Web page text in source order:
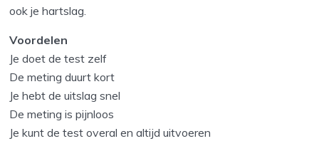
ook je hartslag.
Voordelen
Je doet de test zelf
De meting duurt kort
Je hebt de uitslag snel
De meting is pijnloos
Je kunt de test overal en altijd uitvoeren